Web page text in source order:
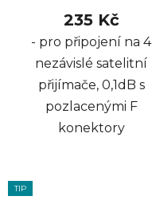
235 Kč
- pro připojení na 4
nezávislé satelitní
přijímače, 0,1dB s
pozlacenými F
konektory
TIP